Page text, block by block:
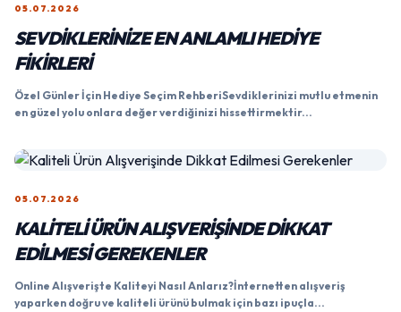
05.07.2026
SEVDIKLERINIZE EN ANLAMLI HEDIYE
FIKIRLERI
Özel Günler İçin Hediye Seçim RehberiSevdiklerinizi mutlu etmenin
en güzel yolu onlara değer verdiğinizi hissettirmektir...
05.07.2026
KALITELI ÜRÜN ALIŞVERIŞINDE DIKKAT
EDILMESI GEREKENLER
Online Alışverişte Kaliteyi Nasıl Anlarız?İnternetten alışveriş
yaparken doğru ve kaliteli ürünü bulmak için bazı ipuçla...